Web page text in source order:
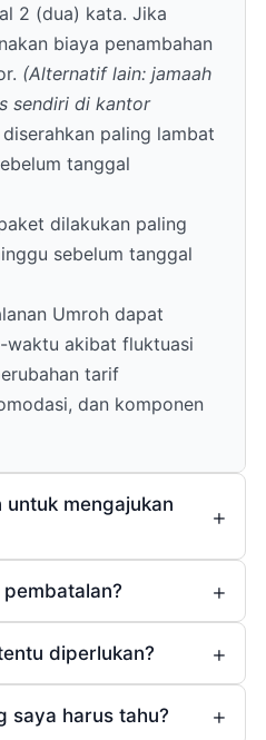
2 (dua) kata. Jika
biaya penambahan
(Alternatif lain: jamaah
sendiri di kantor
paling lambat
tanggal
dilakukan paling
sebelum tanggal
Umroh dapat
waktu akibat fluktuasi
tarif
dan komponen
mengajukan
1 (satu)
diperlukan?
saya harus tahu?